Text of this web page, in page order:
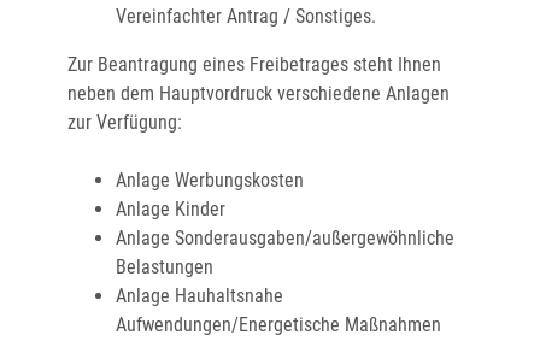
Vereinfachter Antrag / Sonstiges.
Zur Beantragung eines Freibetrages steht Ihnen
neben dem Hauptvordruck verschiedene Anlagen
zur Verfügung:
Anlage Werbungskosten
Anlage Kinder
Anlage Sonderausgaben/außergewöhnliche
Belastungen
Anlage Hauhaltsnahe
Aufwendungen/Energetische Maßnahmen